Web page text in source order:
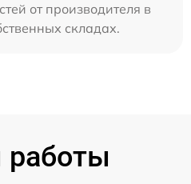
от производителя в
складах.